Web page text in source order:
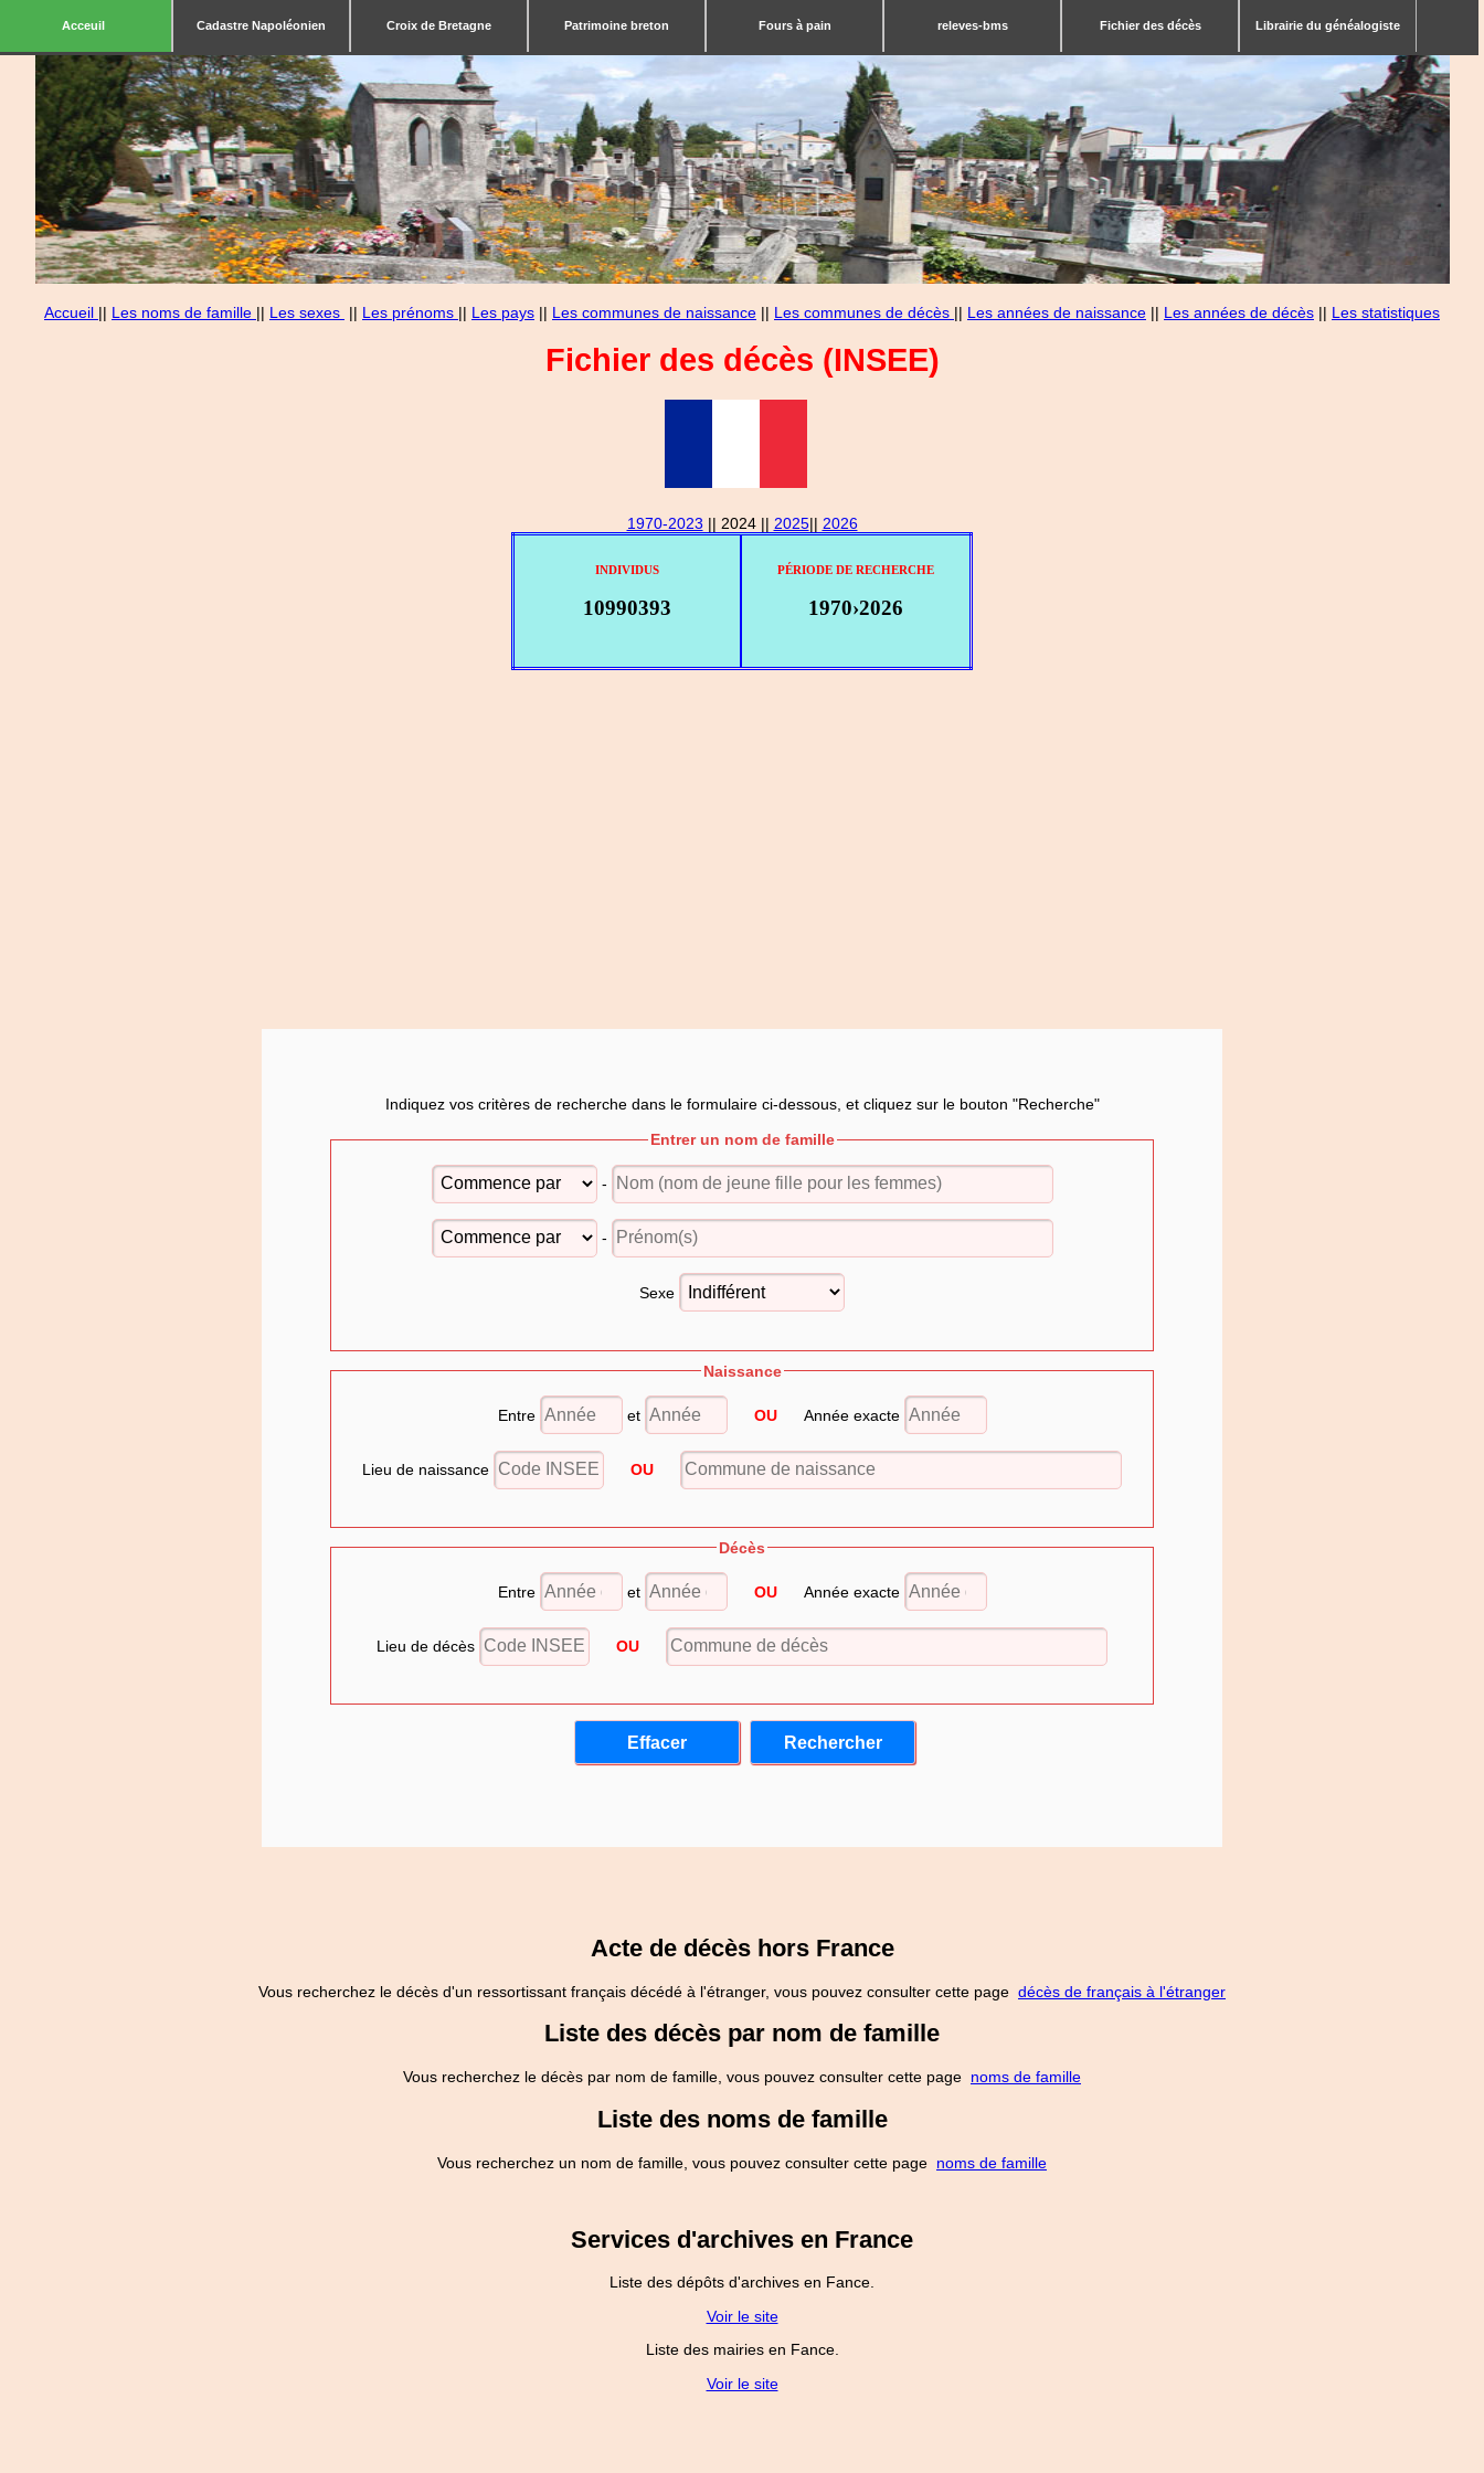
Acceuil Cadastre Napoléonien Croix de Bretagne Patrimoine breton Fours à pain releves-bms Fichier des décès Librairie du généalogiste
Accueil || Les noms de famille || Les sexes || Les prénoms || Les pays || Les communes de naissance || Les communes de décès || Les années de naissance || Les années de décès || Les statistiques
Fichier des décès (INSEE)
1970-2023 || 2024 || 2025|| 2026
INDIVIDUS
10990393
PÉRIODE DE RECHERCHE
1970›2026
Indiquez vos critères de recherche dans le formulaire ci-dessous, et cliquez sur le bouton "Recherche"
Entrer un nom de famille
-
-
Sexe
Naissance
Entre et OU Année exacte
Lieu de naissance OU
Décès
Entre et OU Année exacte
Lieu de décès OU
Acte de décès hors France
Vous recherchez le décès d'un ressortissant français décédé à l'étranger, vous pouvez consulter cette page décès de français à l'étranger
Liste des décès par nom de famille
Vous recherchez le décès par nom de famille, vous pouvez consulter cette page noms de famille
Liste des noms de famille
Vous recherchez un nom de famille, vous pouvez consulter cette page noms de famille
Services d'archives en France
Liste des dépôts d'archives en Fance.
Voir le site
Liste des mairies en Fance.
Voir le site